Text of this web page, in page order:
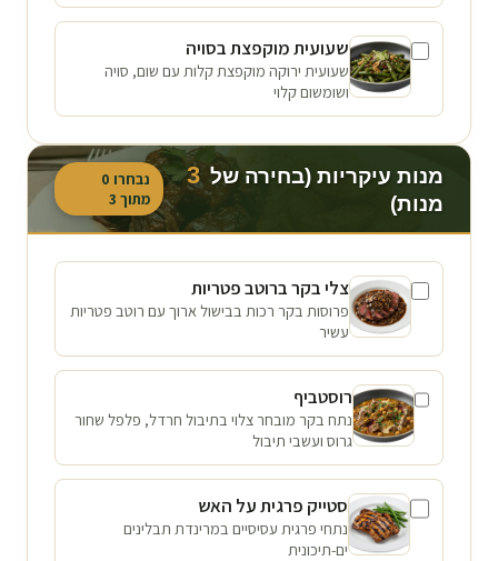
שעועית מוקפצת בסויה
שעועית ירוקה מוקפצת קלות עם שום, סויה
ושומשום קלוי
מנות עיקריות (בחירה של 3
מנות)
נבחרו 0
מתוך 3
צלי בקר ברוטב פטריות
פרוסות בקר רכות בבישול ארוך עם רוטב פטריות
עשיר
רוסטביף
נתח בקר מובחר צלוי בתיבול חרדל, פלפל שחור
גרוס ועשבי תיבול
סטייק פרגית על האש
נתחי פרגית עסיסיים במרינדת תבלינים
ים-תיכונית